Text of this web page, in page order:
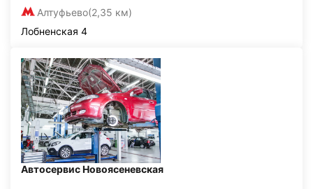
Алтуфьево(2,35 км)
Лобненская 4
Автосервис Новоясеневская